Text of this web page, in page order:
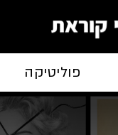
פוליטיקה